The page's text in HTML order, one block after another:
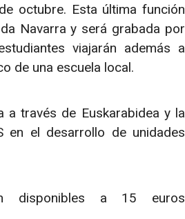
octubre. Esta última función
Navarra y será grabada por
viajarán además a
de una escuela local.
a través de Euskarabidea y la
en el desarrollo de unidades
disponibles a 15 euros